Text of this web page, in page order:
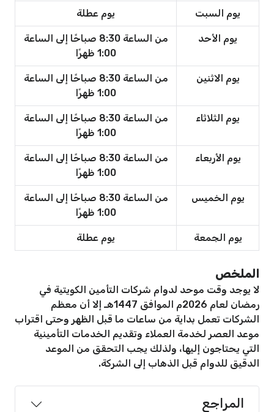
يوم السبت يوم عطلة
يوم الأحد
من الساعة 8:30 صباحًا إلى الساعة
1:00 ظهرًا
يوم الاثنين
من الساعة 8:30 صباحًا إلى الساعة
1:00 ظهرًا
يوم الثلاثاء
من الساعة 8:30 صباحًا إلى الساعة
1:00 ظهرًا
يوم الأربعاء
من الساعة 8:30 صباحًا إلى الساعة
1:00 ظهرًا
يوم الخميس
من الساعة 8:30 صباحًا إلى الساعة
1:00 ظهرًا
يوم الجمعة يوم عطلة
الملخص
لا يوجد وقت موحد لدوام شركات التأمين الكويتية في
رمضان لعام 2026م الموافق 1447هـ إلا أن معظم
الشركات تعمل بداية من ساعات ما قبل الظهر وحتى اقتراب
موعد العصر لخدمة العملاء وتقديم الخدمات التأمينية
التي يحتاجون إليها، ولذلك يجب التحقق من الموعد
الدقيق للدوام قبل الذهاب إلى الشركة.
المراجع